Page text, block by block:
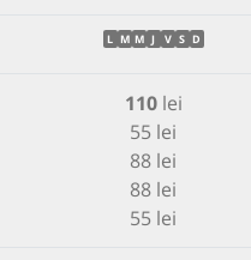
L M M J V S D
110lei
55 lei
88 lei
88 lei
55 lei